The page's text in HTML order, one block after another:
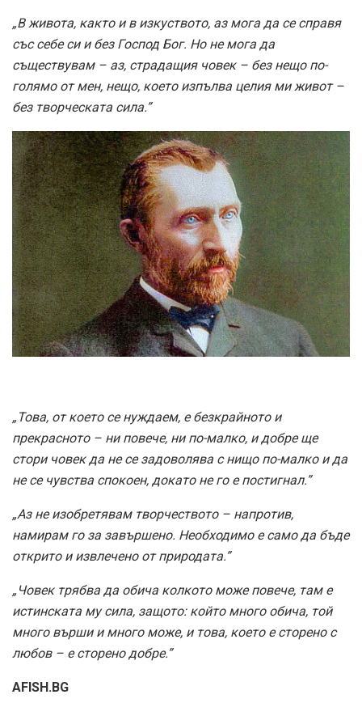
„В живота, както и в изкуството, аз мога да се справя
със себе си и без Господ Бог. Но не мога да
съществувам – аз, страдащия човек – без нещо по-
голямо от мен, нещо, което изпълва целия ми живот –
без творческата сила.”
„Това, от което се нуждаем, е безкрайното и
прекрасното – ни повече, ни по-малко, и добре ще
стори човек да не се задоволява с нищо по-малко и да
не се чувства спокоен, докато не го е постигнал.”
„Аз не изобретявам творчеството – напротив,
намирам го за завършено. Необходимо е само да бъде
открито и извлечено от природата.”
„Човек трябва да обича колкото може повече, там е
истинската му сила, защото: който много обича, той
много върши и много може, и това, което е сторено с
любов – е сторено добре.”
AFISH.BG